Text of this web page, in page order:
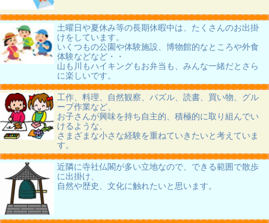
土曜日や夏休み等の長期休暇中は、たくさんのお出掛
けをしています。
いくつもの公園や体験施設、博物館的なところや外食
体験などなど・・
山も川もハイキングもお弁当も、みんな一緒だとさら
に楽しいです。
工作、料理、自然観察、パズル、読書、買い物、グル
ープ作業など、
お子さんが興味を持ち自主的、積極的に取り組んでい
けるような、
さまざまな小さな経験を重ねていきたいと考えていま
す。
近隣に寺社仏閣が多い立地なので、できる範囲で散歩
に出掛け、
自然や歴史、文化に触れたいと思います。